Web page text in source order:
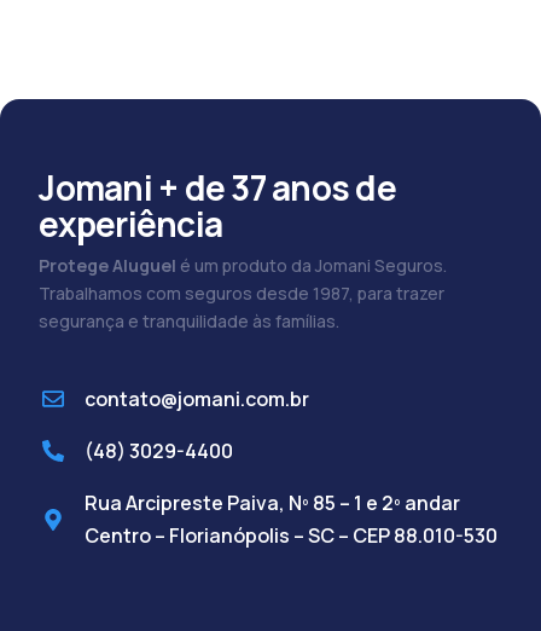
Jomani + de 37 anos de
experiência
Protege Aluguel é um produto da Jomani Seguros.
Trabalhamos com seguros desde 1987, para trazer
segurança e tranquilidade às famílias.
contato@jomani.com.br
(48) 3029-4400
Rua Arcipreste Paiva, Nº 85 – 1 e 2º andar
Centro – Florianópolis – SC – CEP 88.010-530